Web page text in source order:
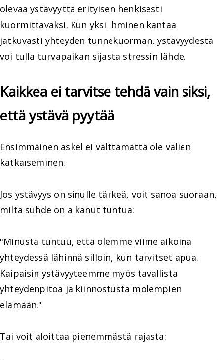
olevaa ystävyyttä erityisen henkisesti
kuormittavaksi. Kun yksi ihminen kantaa
jatkuvasti yhteyden tunnekuorman, ystävyydestä
voi tulla turvapaikan sijasta stressin lähde.
Kaikkea ei tarvitse tehdä vain siksi,
että ystävä pyytää
Ensimmäinen askel ei välttämättä ole välien
katkaiseminen.
Jos ystävyys on sinulle tärkeä, voit sanoa suoraan,
miltä suhde on alkanut tuntua:
"Minusta tuntuu, että olemme viime aikoina
yhteydessä lähinnä silloin, kun tarvitset apua.
Kaipaisin ystävyyteemme myös tavallista
yhteydenpitoa ja kiinnostusta molempien
elämään."
Tai voit aloittaa pienemmästä rajasta: